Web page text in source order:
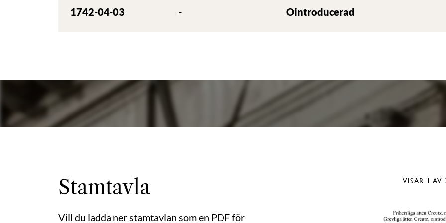
1742-04-03 - Ointroducerad
Stamtavla
Vill du ladda ner stamtavlan som en PDF för
VISAR 1 AV